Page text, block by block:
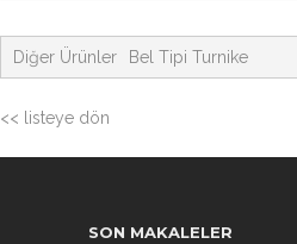
Diğer Ürünler Bel Tipi Turnike
<< listeye dön
SON MAKALELER